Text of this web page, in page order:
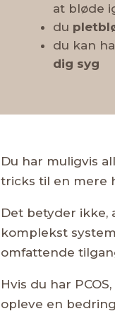
at bløde
du
du kan
dig syg
Du har muligvis
tricks til en mere
Det betyder ikke,
komplekst
omfattende
Hvis du har
opleve en